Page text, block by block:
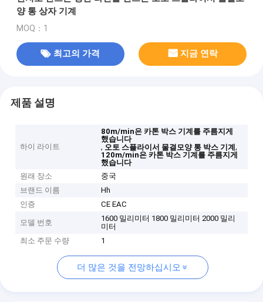
양 통 상자 기계
MOQ：1
최고의 가격 지금 연락
제품 설명
하이 라이트
80m/min은 카톤 박스 기계를 주름지게
했습니다
, 오토 스플라이서 물결모양 통 박스 기계,
120m/min은 카톤 박스 기계를 주름지게
했습니다
원래 장소
중국
브랜드 이름
Hh
인증
CE EAC
모델 번호
1600 밀리미터 1800 밀리미터 2000 밀리
미터
최소 주문 수량
1
더 많은 것을 전망하십시오